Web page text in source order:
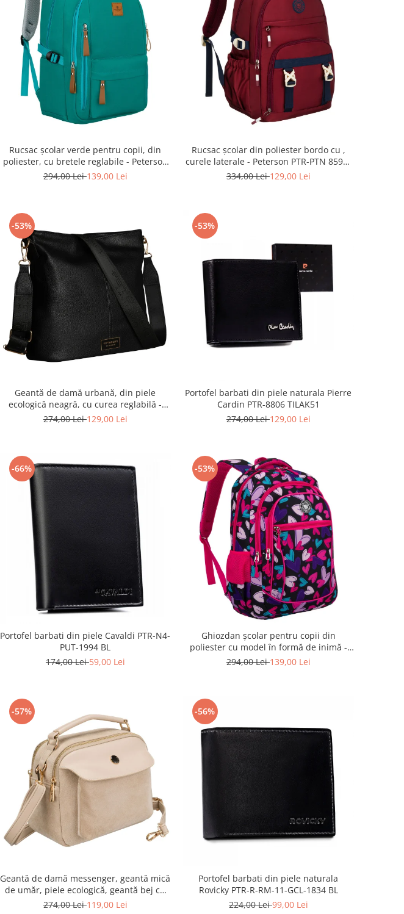
Rucsac școlar verde pentru copii, din
poliester, cu bretele reglabile - Peterson
PTR-PTN BHX-01-9259 Gree
294,00 Lei139,00 Lei
Rucsac școlar din poliester bordo cu ,
curele laterale - Peterson PTR-PTN 8594-
1402 BORDO
334,00 Lei129,00 Lei
-53%
Geantă de damă urbană, din piele
ecologică neagră, cu curea reglabilă -
Peterson PTR-PTN JK6-06-6642
274,00 Lei129,00 Lei
-53%
Portofel barbati din piele naturala Pierre
Cardin PTR-8806 TILAK51
274,00 Lei129,00 Lei
-66%
Portofel barbati din piele Cavaldi PTR-N4-
PUT-1994 BL
174,00 Lei59,00 Lei
-53%
Ghiozdan școlar pentru copii din
poliester cu model în formă de inimă -
Peterson PTR-PTN BIEDRONKA G54
294,00 Lei139,00 Lei
-57%
Geantă de damă messenger, geantă mică
de umăr, piele ecologică, geantă bej cu
fermoar la modă - Peterson PTR-PTN
274,00 Lei119,00 Lei
-56%
Portofel barbati din piele naturala
Rovicky PTR-R-RM-11-GCL-1834 BL
224,00 Lei99,00 Lei